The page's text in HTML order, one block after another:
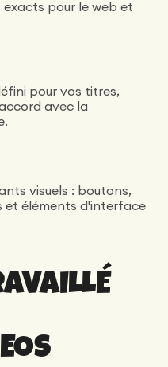
exacts pour le web et
pour vos titres,
avec la
visuels : boutons,
et éléments d'interface